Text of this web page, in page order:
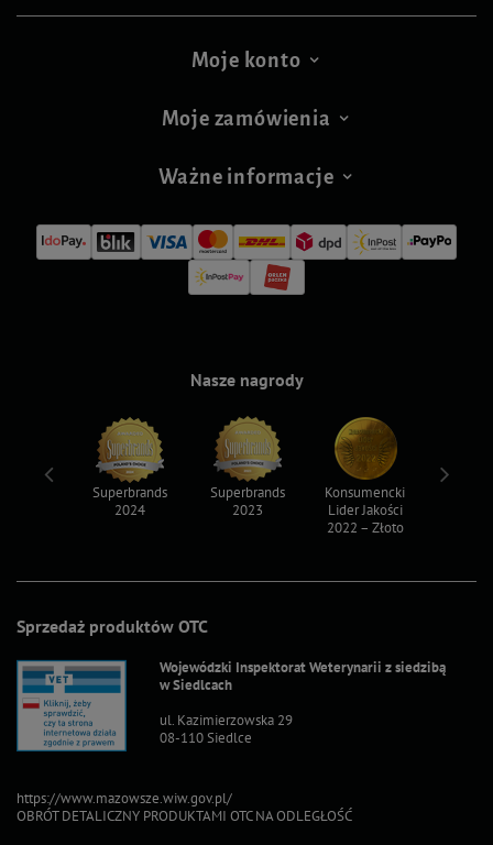
Moje konto
Moje zamówienia
Ważne informacje
Sprzedaż produktów OTC
Wojewódzki Inspektorat Weterynarii z siedzibą
w Siedlcach
ul. Kazimierzowska 29
08-110 Siedlce
https://www.mazowsze.wiw.gov.pl/
OBRÓT DETALICZNY PRODUKTAMI OTC NA ODLEGŁOŚĆ
Nasze nagrody
Superbrands
2024
Superbrands
2023
Konsumencki
Lider Jakości
2022 – Złoto